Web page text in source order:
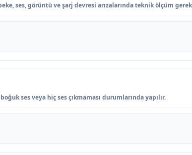
ses, görüntü ve şarj devresi arızalarında teknik ölçüm
ses veya hiç ses çıkmaması durumlarında yapılır.